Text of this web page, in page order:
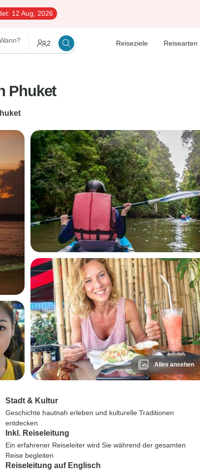
12 Aug, 2026
2 Reiseziele Reisearten
Phuket
Alles ansehen
Stadt & Kultur
Geschichte hautnah erleben und kulturelle Traditionen
entdecken
Inkl. Reiseleitung
Ein erfahrener Reiseleiter wird Sie während der gesamten
Reise begleiten
Reiseleitung auf Englisch